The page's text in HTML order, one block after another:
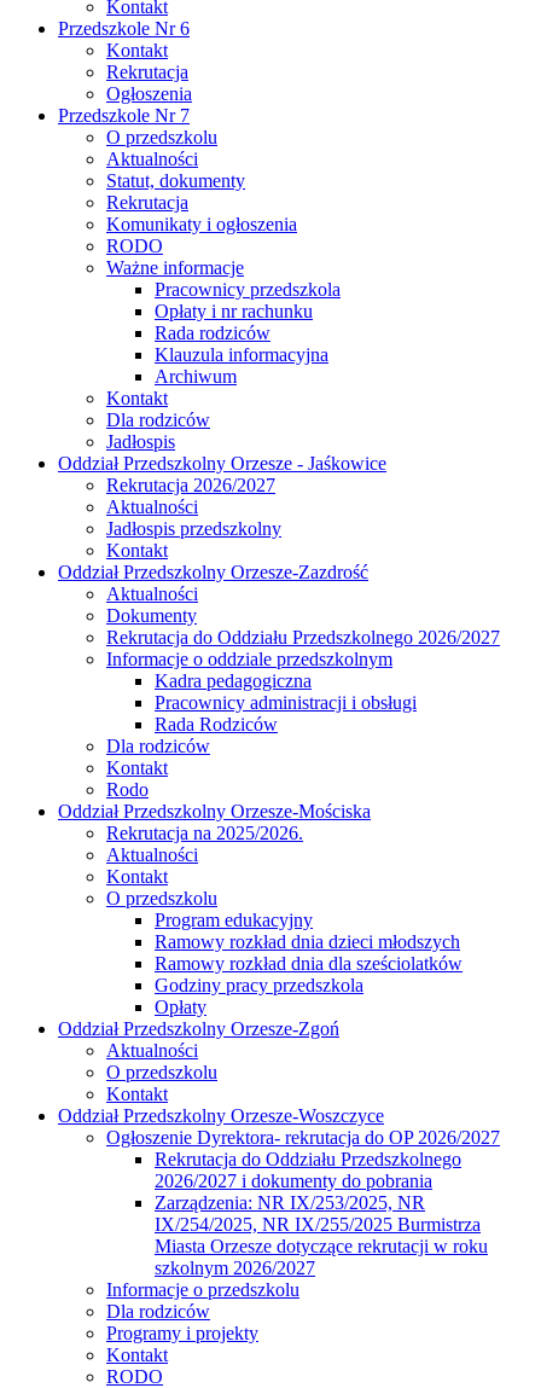
Kontakt
Przedszkole Nr 6
Kontakt
Rekrutacja
Ogłoszenia
Przedszkole Nr 7
O przedszkolu
Aktualności
Statut, dokumenty
Rekrutacja
Komunikaty i ogłoszenia
RODO
Ważne informacje
Pracownicy przedszkola
Opłaty i nr rachunku
Rada rodziców
Klauzula informacyjna
Archiwum
Kontakt
Dla rodziców
Jadłospis
Oddział Przedszkolny Orzesze - Jaśkowice
Rekrutacja 2026/2027
Aktualności
Jadłospis przedszkolny
Kontakt
Oddział Przedszkolny Orzesze-Zazdrość
Aktualności
Dokumenty
Rekrutacja do Oddziału Przedszkolnego 2026/2027
Informacje o oddziale przedszkolnym
Kadra pedagogiczna
Pracownicy administracji i obsługi
Rada Rodziców
Dla rodziców
Kontakt
Rodo
Oddział Przedszkolny Orzesze-Mościska
Rekrutacja na 2025/2026.
Aktualności
Kontakt
O przedszkolu
Program edukacyjny
Ramowy rozkład dnia dzieci młodszych
Ramowy rozkład dnia dla sześciolatków
Godziny pracy przedszkola
Opłaty
Oddział Przedszkolny Orzesze-Zgoń
Aktualności
O przedszkolu
Kontakt
Oddział Przedszkolny Orzesze-Woszczyce
Ogłoszenie Dyrektora- rekrutacja do OP 2026/2027
Rekrutacja do Oddziału Przedszkolnego
2026/2027 i dokumenty do pobrania
Zarządzenia: NR IX/253/2025, NR
IX/254/2025, NR IX/255/2025 Burmistrza
Miasta Orzesze dotyczące rekrutacji w roku
szkolnym 2026/2027
Informacje o przedszkolu
Dla rodziców
Programy i projekty
Kontakt
RODO